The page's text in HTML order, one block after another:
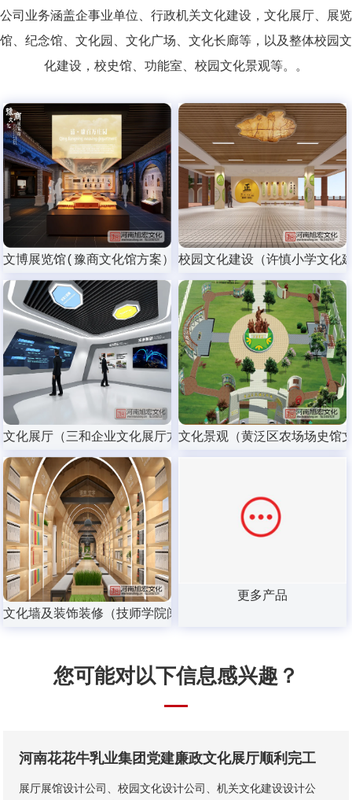
公司业务涵盖企事业单位、行政机关文化建设，文化展厅、展览
馆、纪念馆、文化园、文化广场、文化长廊等，以及整体校园文
化建设，校史馆、功能室、校园文化景观等。。
文博展览馆(豫商文化馆方案） 校园文化建设（许慎小学文化
文化展厅（三和企业文化展厅方案）文化景观（黄泛区农场场史馆
文化墙及装饰装修（技师学院阅览室方案）
更多产品
您可能对以下信息感兴趣？
河南花花牛乳业集团党建廉政文化展厅顺利完工
展厅展馆设计公司、校园文化设计公司、机关文化建设设计公